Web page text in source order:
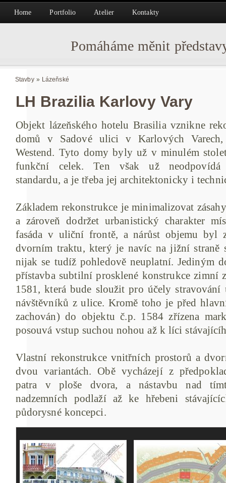
Home Portfolio Atelier Kontakty
Pomáháme měnit
Stavby» Lázeňské
LH Brazilia Karlovy Vary
Objekt lázeňského hotelu Brasilia vznikne
domů v Sadové ulici v Karlových
Westend. Tyto domy byly už v minulém
funkční celek. Ten však už neodpovídá
standardu, a je třeba jej architektonicky i
Základem rekonstrukce je minimalizovat
a zároveň dodržet urbanistický charakter
fasáda v uliční frontě, a nárůst objemu byl
dvorním traktu, který je navíc na jižní straně
nijak se tudíž pohledově neuplatní. Jediným
přístavba subtilní prosklené konstrukce zimní
1581, která bude sloužit pro účely
návštěvníků z ulice. Kromě toho je před
zachován) do objektu č.p. 1584 zřízena
posouvá vstup suchou nohou až k líci
Vlastní rekonstrukce vnitřních prostorů a
dvou variantách. Obě vycházejí z
patra v ploše dvora, a nástavbu nad
nadzemních podlaží až ke hřebeni
půdorysné koncepci.